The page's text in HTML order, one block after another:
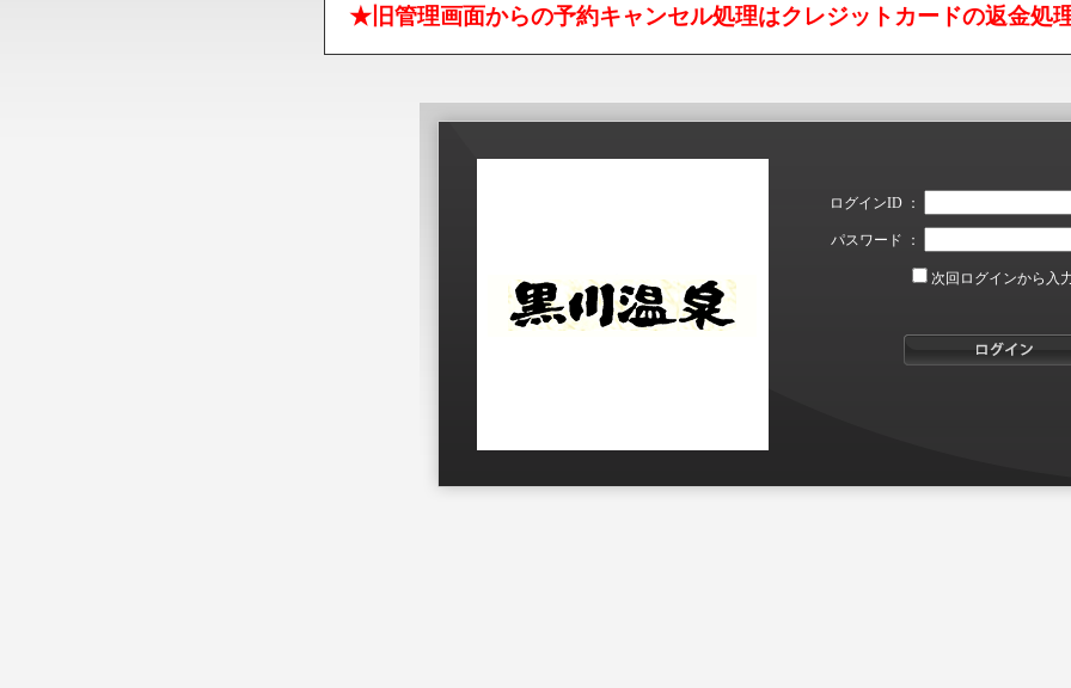
★旧管理画面からの予約キャンセル処理はクレジットカードの返金処
ログインID ：
パスワード ：
次回ログインから入